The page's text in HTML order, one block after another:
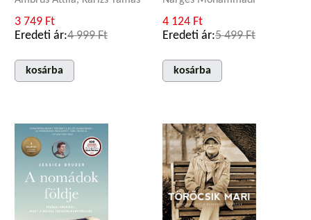
3 749 Ft
Eredeti ár:4 999 Ft
kosárba
4 124 Ft
Eredeti ár:5 499 Ft
kosárba